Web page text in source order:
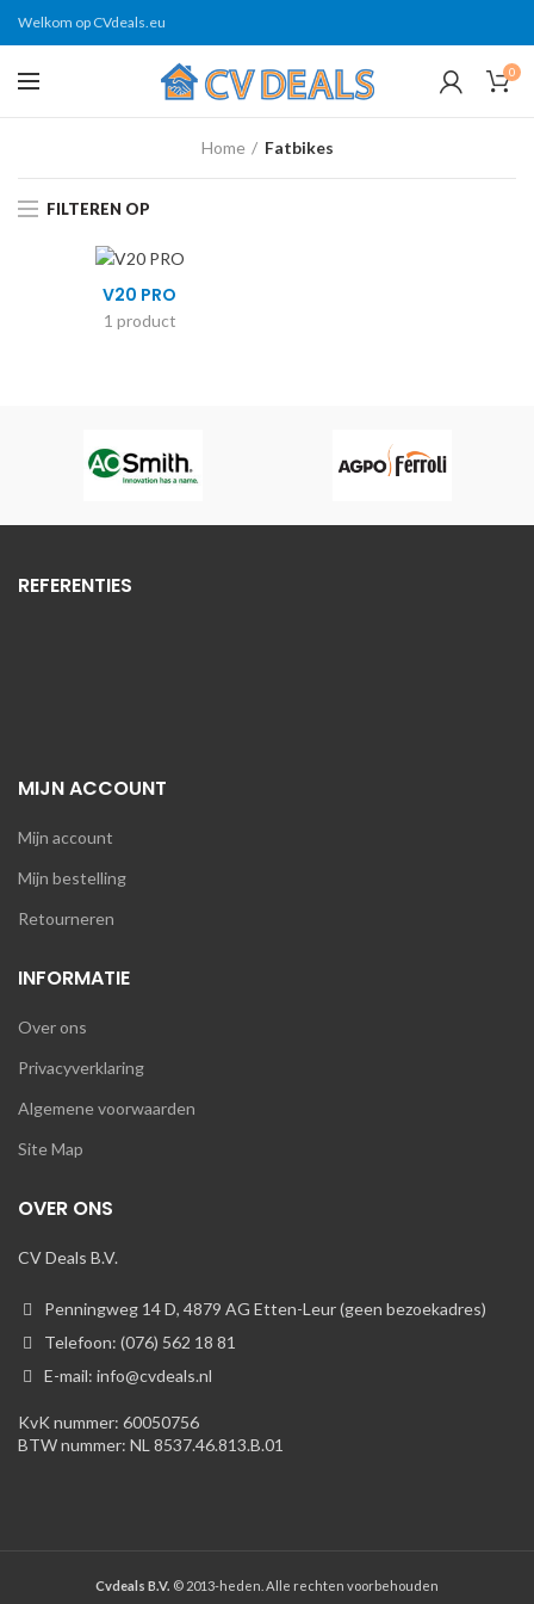
Welkom op CVdeals.eu
0
Home Fatbikes
FILTEREN OP
V20 PRO
1 product
REFERENTIES
MIJN ACCOUNT
Mijn account
Mijn bestelling
Retourneren
INFORMATIE
Over ons
Privacyverklaring
Algemene voorwaarden
Site Map
OVER ONS
CV Deals B.V.
Penningweg 14 D, 4879 AG Etten-Leur (geen bezoekadres)
Telefoon: (076) 562 18 81
E-mail: info@cvdeals.nl
KvK nummer: 60050756
BTW nummer: NL 8537.46.813.B.01
Cvdeals B.V. © 2013-heden. Alle rechten voorbehouden